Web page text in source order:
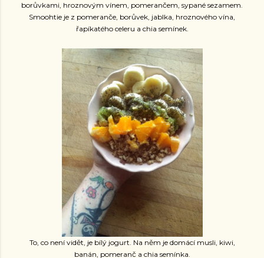
borůvkami, hroznovým vínem, pomerančem, sypané sezamem.
Smoohtie je z pomeranče, borůvek, jablka, hroznového vína,
řapíkatého celeru a chia semínek.
To, co není vidět, je bílý jogurt. Na něm je domácí musli, kiwi,
banán, pomeranč a chia semínka.